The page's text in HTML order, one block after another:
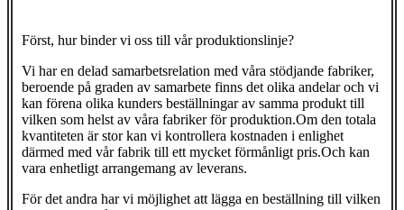
Först, hur binder vi oss till vår produktionslinje?
Vi har en delad samarbetsrelation med våra stödjande fabriker,
beroende på graden av samarbete finns det olika andelar och vi
kan förena olika kunders beställningar av samma produkt till
vilken som helst av våra fabriker för produktion.Om den totala
kvantiteten är stor kan vi kontrollera kostnaden i enlighet
därmed med vår fabrik till ett mycket förmånligt pris.Och kan
vara enhetligt arrangemang av leverans.
För det andra har vi möjlighet att lägga en beställning till vilken